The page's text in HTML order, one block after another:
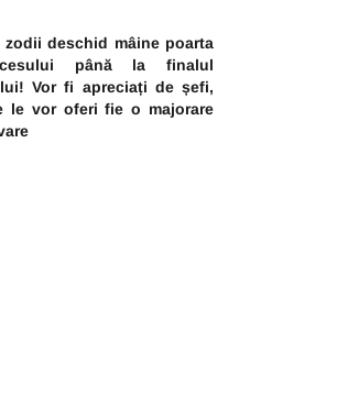
zodii deschid mâine poarta
până la finalul
Vor fi apreciați de șefi,
le vor oferi fie o majorare